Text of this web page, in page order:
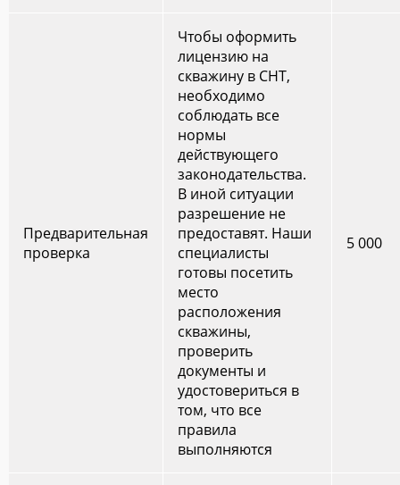
Предварительная
проверка
Чтобы оформить
лицензию на
скважину в СНТ,
необходимо
соблюдать все
нормы
действующего
законодательства.
В иной ситуации
разрешение не
предоставят. Наши
специалисты
готовы посетить
место
расположения
скважины,
проверить
документы и
удостовериться в
том, что все
правила
выполняются
5 000